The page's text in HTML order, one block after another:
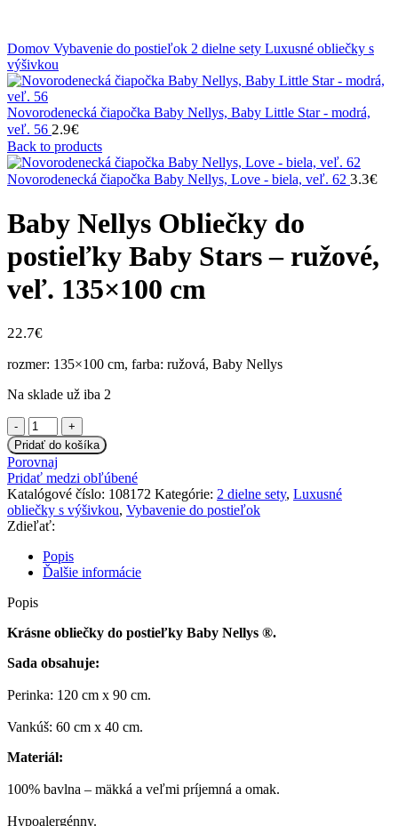
Domov Vybavenie do postieľok 2 dielne sety Luxusné obliečky s
výšivkou
Novorodenecká čiapočka Baby Nellys, Baby Little Star - modrá,
veľ. 56 2.9€
Back to products
Novorodenecká čiapočka Baby Nellys, Love - biela, veľ. 62 3.3€
Baby Nellys Obliečky do
postieľky Baby Stars – ružové,
veľ. 135×100 cm
22.7€
rozmer: 135×100 cm, farba: ružová, Baby Nellys
Na sklade už iba 2
množstvo
Baby
Nellys
Obliečky
do
postieľky
Baby
Stars
-
ružové,
veľ.
135x100
Pridať do košíka
Porovnaj
Pridať medzi obľúbené
Katalógové číslo: 108172 Kategórie: 2 dielne sety, Luxusné
obliečky s výšivkou, Vybavenie do postieľok
Zdieľať:
Popis
Ďalšie informácie
Popis
Krásne obliečky do postieľky Baby Nellys ®.
Sada obsahuje:
Perinka: 120 cm x 90 cm.
Vankúš: 60 cm x 40 cm.
Materiál:
100% bavlna – mäkká a veľmi príjemná a omak.
Hypoalergénny.